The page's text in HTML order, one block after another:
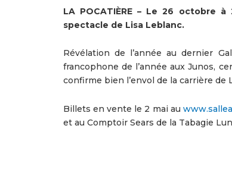
LA POCATIÈRE – Le 26 octobre
spectacle de Lisa Leblanc.
Révélation de l’année au dernier
francophone de l’année aux Junos,
confirme bien l’envol de la carrière de
Billets en vente le 2 mai au
et au Comptoir Sears de la Tabagie